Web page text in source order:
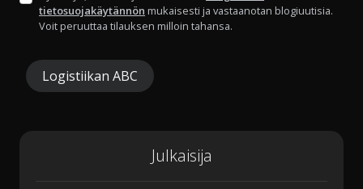
tietosuojakäytännön mukaisesti ja vastaanotan blogiuutisia.
Voit peruuttaa tilauksen milloin tahansa.
Logistiikan ABC
Julkaisija